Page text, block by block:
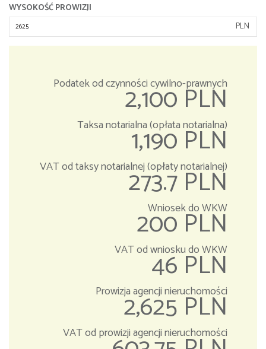
WYSOKOŚĆ PROWIZJI
PLN
Podatek od czynności cywilno-prawnych
2,100 PLN
Taksa notarialna (opłata notarialna)
1,190 PLN
VAT od taksy notarialnej (opłaty notarialnej)
273.7 PLN
Wniosek do WKW
200 PLN
VAT od wniosku do WKW
46 PLN
Prowizja agencji nieruchomości
2,625 PLN
VAT od prowizji agencji nieruchomości